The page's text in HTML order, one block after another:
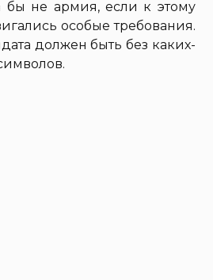
бы не армия, если к этому
особые требования.
должен быть без каких-